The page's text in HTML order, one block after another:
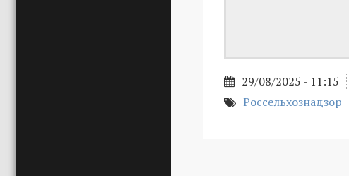
29/08/2025 - 11:15
Россельхознадзор